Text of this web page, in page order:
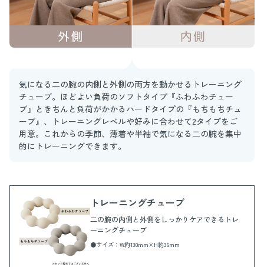
気になる二の腕の内側と外側の両方を動かせるトレーニング
チューブ。ほどよい負荷のソフトタイプ『ふわふわチュー
ブ』ときちんと負荷がかかるハードタイプの『もちもちチュ
ーブ』、トレーニングレベルや好みに合わせて2タイプをご
用意。これからの季節、薄着や半袖で気になる二の腕を集中
的にトレーニングできます。
トレーニングチューブ
二の腕の内側と外側をしっかりケアできるトレ
ーニングチューブ
●サイズ：W約130mm×H約36mm